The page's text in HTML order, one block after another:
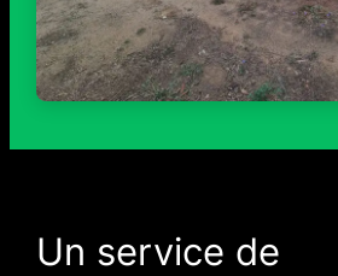
Un service de